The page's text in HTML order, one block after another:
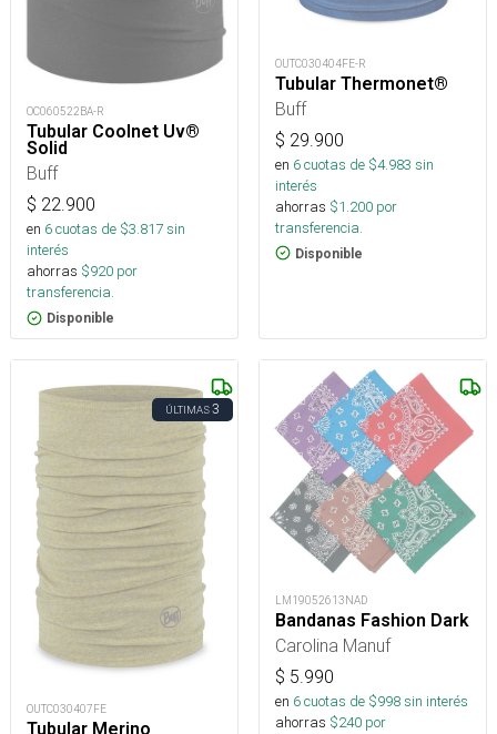
OC060522BA-R
Tubular Coolnet Uv®
Solid
Buff
$ 22.900
en 6cuotas de $3.817sin
interés
ahorras $920 por
transferencia.
Disponible
OUTC030404FE-R
Tubular Thermonet®
Buff
$ 29.900
en 6cuotas de $4.983 sin
interés
ahorras $1.200 por
transferencia.
Disponible
ÚLTIMAS3
OUTC030407FE
Tubular Merino
LM19052613NAD
Bandanas Fashion Dark
Carolina Manuf
$ 5.990
en 6cuotas de $998sin interés
ahorras $240 por